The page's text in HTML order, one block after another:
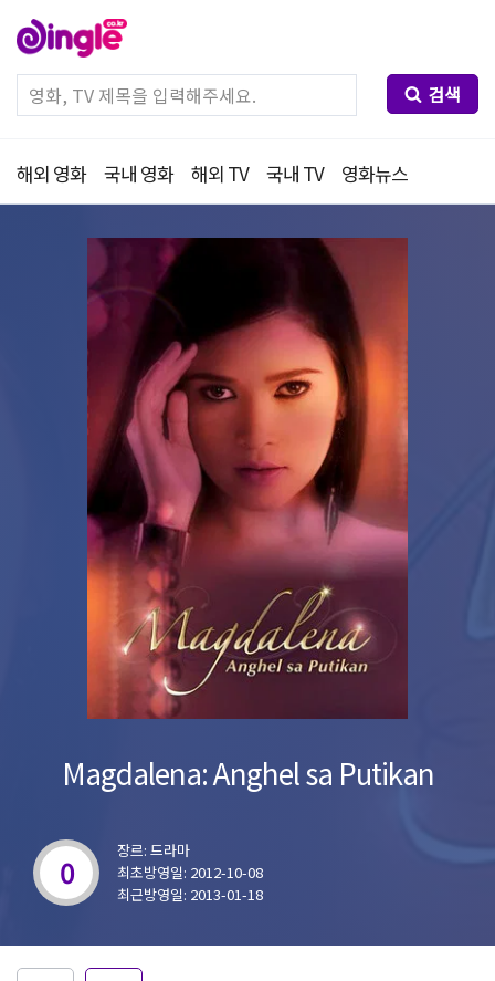
검색
해외 영화 국내 영화 해외 TV 국내 TV 영화뉴스
Magdalena: Anghel sa Putikan
0
장르: 드라마
최초방영일: 2012-10-08
최근방영일: 2013-01-18